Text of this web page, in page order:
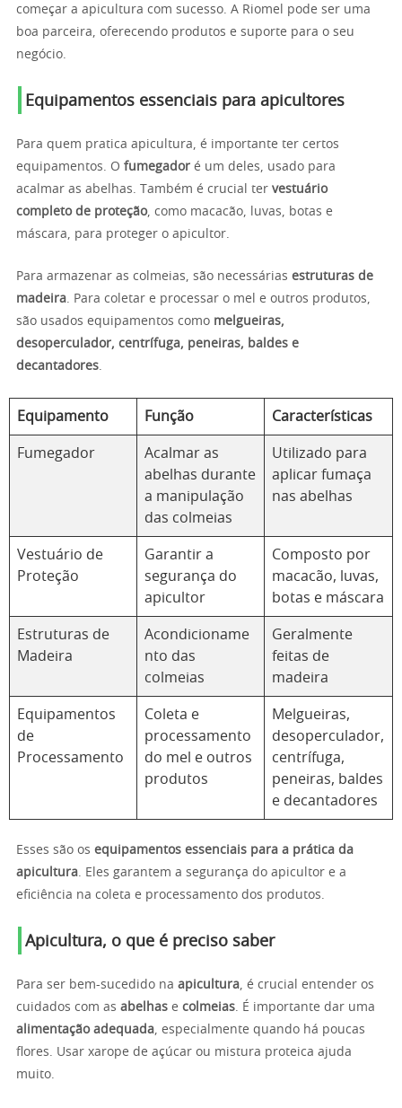
começar a apicultura com sucesso. A Riomel pode ser uma
boa parceira, oferecendo produtos e suporte para o seu
negócio.
Equipamentos essenciais para apicultores
Para quem pratica apicultura, é importante ter certos
equipamentos. O fumegador é um deles, usado para
acalmar as abelhas. Também é crucial ter vestuário
completo de proteção, como macacão, luvas, botas e
máscara, para proteger o apicultor.
Para armazenar as colmeias, são necessárias estruturas de
madeira. Para coletar e processar o mel e outros produtos,
são usados equipamentos como melgueiras,
desoperculador, centrífuga, peneiras, baldes e
decantadores.
Equipamento Função Características
Fumegador
Acalmar as
abelhas durante
a manipulação
das colmeias
Utilizado para
aplicar fumaça
nas abelhas
Vestuário de
Proteção
Garantir a
segurança do
apicultor
Composto por
macacão, luvas,
botas e máscara
Estruturas de
Madeira
Acondicioname
nto das
colmeias
Geralmente
feitas de
madeira
Equipamentos
de
Processamento
Coleta e
processamento
do mel e outros
produtos
Melgueiras,
desoperculador,
centrífuga,
peneiras, baldes
e decantadores
Esses são os equipamentos essenciais para a prática da
apicultura. Eles garantem a segurança do apicultor e a
eficiência na coleta e processamento dos produtos.
Apicultura, o que é preciso saber
Para ser bem-sucedido na apicultura, é crucial entender os
cuidados com as abelhas e colmeias. É importante dar uma
alimentação adequada, especialmente quando há poucas
flores. Usar xarope de açúcar ou mistura proteica ajuda
muito.